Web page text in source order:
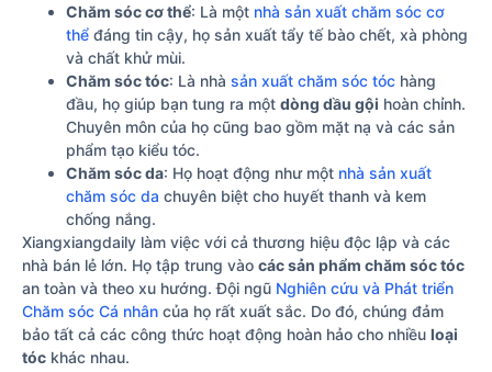
Chăm sóc cơ thể: Là một nhà sản xuất chăm sóc cơ
thể đáng tin cậy, họ sản xuất tẩy tế bào chết, xà phòng
và chất khử mùi.
Chăm sóc tóc: Là nhà sản xuất chăm sóc tóc hàng
đầu, họ giúp bạn tung ra một dòng dầu gội hoàn chỉnh.
Chuyên môn của họ cũng bao gồm mặt nạ và các sản
phẩm tạo kiểu tóc.
Chăm sóc da: Họ hoạt động như một nhà sản xuất
chăm sóc da chuyên biệt cho huyết thanh và kem
chống nắng.
Xiangxiangdaily làm việc với cả thương hiệu độc lập và các
nhà bán lẻ lớn. Họ tập trung vào các sản phẩm chăm sóc tóc
an toàn và theo xu hướng. Đội ngũ Nghiên cứu và Phát triển
Chăm sóc Cá nhân của họ rất xuất sắc. Do đó, chúng đảm
bảo tất cả các công thức hoạt động hoàn hảo cho nhiều loại
tóc khác nhau.